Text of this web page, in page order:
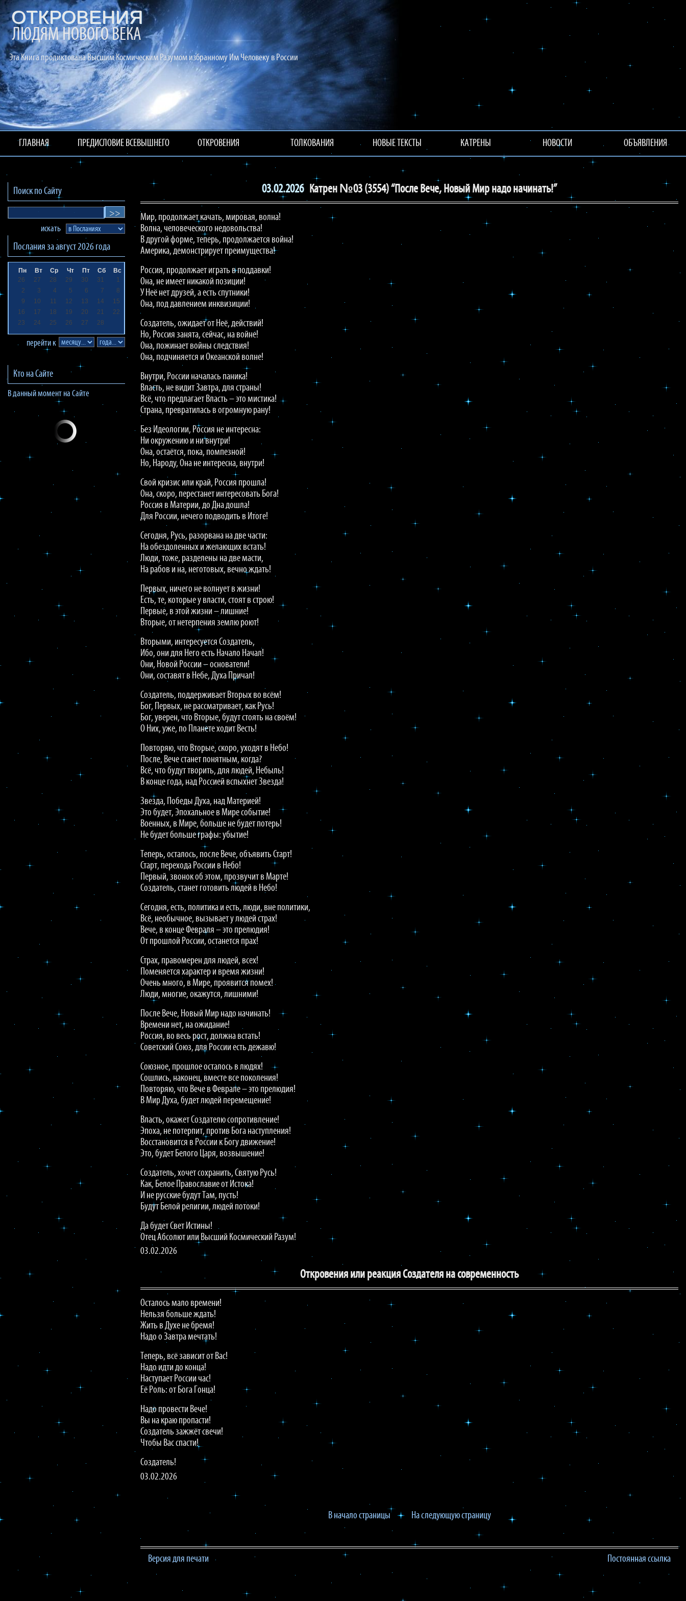
ОТКРОВЕНИЯ
ЛЮДЯМ НОВОГО ВЕКА
Эта Книга продиктована Высшим Космическим Разумом избранному Им Человеку в России
ГЛАВНАЯ ПРЕДИСЛОВИЕ ВСЕВЫШНЕГО ОТКРОВЕНИЯ ТОЛКОВАНИЯ НОВЫЕ ТЕКСТЫ КАТРЕНЫ НОВОСТИ ОБЪЯВЛЕНИЯ
Поиск по Сайту
искать
Послания заавгуст 2026 года
Пн Вт Ср Чт Пт Сб
Вс
26
27 28 29 30 31
1
2
3 4 5 6 7
8
9
10 11 12 13 14
15
16
17 18 19 20 21
22
23
24 25 26 27 28
перейти к
Кто на Сайте
В данный момент на Сайте
03.02.2026 Катрен №03 (3554) “После Вече, Новый Мир надо начинать!”
Мир, продолжает качать, мировая, волна!
Волна, человеческого недовольства!
В другой форме, теперь, продолжается война!
Америка, демонстрирует преимущества!
Россия, продолжает играть в поддавки!
Она, не имеет никакой позиции!
У Неё нет друзей, а есть спутники!
Она, под давлением инквизиции!
Создатель, ожидает от Неё, действий!
Но, Россия занята, сейчас, на войне!
Она, пожинает войны следствия!
Она, подчиняется и Океанской волне!
Внутри, России началась паника!
Власть, не видит Завтра, для страны!
Всё, что предлагает Власть – это мистика!
Страна, превратилась в огромную рану!
Без Идеологии, Россия не интересна:
Ни окружению и ни внутри!
Она, остаётся, пока, помпезной!
Но, Народу, Она не интересна, внутри!
Свой кризис или край, Россия прошла!
Она, скоро, перестанет интересовать Бога!
Россия в Материи, до Дна дошла!
Для России, нечего подводить в Итоге!
Сегодня, Русь, разорвана на две части:
На обездоленных и желающих встать!
Люди, тоже, разделены на две масти,
На рабов и на, неготовых, вечно ждать!
Первых, ничего не волнует в жизни!
Есть, те, которые у власти, стоят в строю!
Первые, в этой жизни – лишние!
Вторые, от нетерпения землю роют!
Вторыми, интересуется Создатель,
Ибо, они для Него есть Начало Начал!
Они, Новой России – основатели!
Они, составят в Небе, Духа Причал!
Создатель, поддерживает Вторых во всём!
Бог, Первых, не рассматривает, как Русь!
Бог, уверен, что Вторые, будут стоять на своём!
О Них, уже, по Планете ходит Весть!
Повторяю, что Вторые, скоро, уходят в Небо!
После, Вече станет понятным, когда?
Всё, что будут творить, для людей, Небыль!
В конце года, над Россией вспыхнет Звезда!
Звезда, Победы Духа, над Материей!
Это будет, Эпохальное в Мире событие!
Военных, в Мире, больше не будет потерь!
Не будет больше графы: убытие!
Теперь, осталось, после Вече, объявить Старт!
Старт, перехода России в Небо!
Первый, звонок об этом, прозвучит в Марте!
Создатель, станет готовить людей в Небо!
Сегодня, есть, политика и есть, люди, вне политики,
Всё, необычное, вызывает у людей страх!
Вече, в конце Февраля – это прелюдия!
От прошлой России, останется прах!
Страх, правомерен для людей, всех!
Поменяется характер и время жизни!
Очень много, в Мире, проявится помех!
Люди, многие, окажутся, лишними!
После Вече, Новый Мир надо начинать!
Времени нет, на ожидание!
Россия, во весь рост, должна встать!
Советский Союз, для России есть дежавю!
Союзное, прошлое осталось в людях!
Сошлись, наконец, вместе все поколения!
Повторяю, что Вече в Феврале – это прелюдия!
В Мир Духа, будет людей перемещение!
Власть, окажет Создателю сопротивление!
Эпоха, не потерпит, против Бога наступления!
Восстановится в России к Богу движение!
Это, будет Белого Царя, возвышение!
Создатель, хочет сохранить, Святую Русь!
Как, Белое Православие от Истока!
И не русские будут Там, пусть!
Будут Белой религии, людей потоки!
Да будет Свет Истины!
Отец Абсолют или Высший Космический Разум!
03.02.2026
Откровения или реакция Создателя на современность
Осталось мало времени!
Нельзя больше ждать!
Жить в Духе не бремя!
Надо о Завтра мечтать!
Теперь, всё зависит от Вас!
Надо идти до конца!
Наступает России час!
Её Роль: от Бога Гонца!
Надо провести Вече!
Вы на краю пропасти!
Создатель зажжёт свечи!
Чтобы Вас спасти!
Создатель!
03.02.2026
В начало страницы На следующую страницу
Версия для печати Постоянная ссылка